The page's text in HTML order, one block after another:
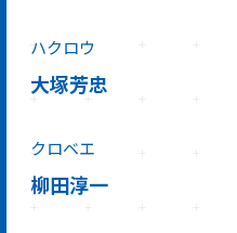
ハクロウ
大塚芳忠
クロベエ
柳田淳一